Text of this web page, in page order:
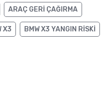
ARAÇ GERI ÇAĞIRMA
X3 BMW X3 YANGIN RISKI